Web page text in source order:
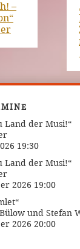
–
Land der Musi!“
19:30
Land der Musi!“
2026 19:00
und Stefan
2026 20:00